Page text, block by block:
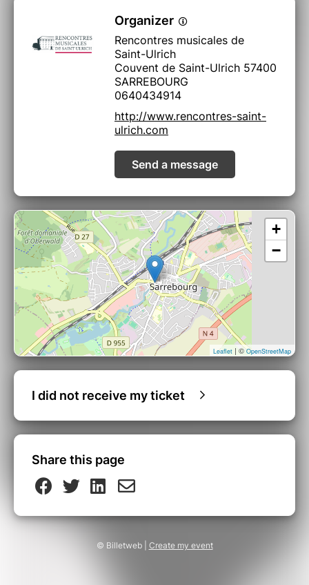
traditionnels sont toujours minces, et l’histoire
de la musique atteste de ces nombreux
croise- ments. En effet les Scottish songs ont
été réarrangées notamment par Beethoven,
Haydn, Respighi... Citons surtout celui qui sera
pour nous une personnalité em- blématique du
17ème siècle, le barde des bardes; Turlough O
Carolan. Poète, compositeur et harpiste
itinérant malgré sa cessité, il était lui même
violoniste Geminiani qu’il aura sans doute
rencon- tré. Grâce à propre son fils, les
et purent parvenir jusqu’à nous. Certains
membres du Kraken connaissent sa mu- sique
grâce à ces publications, et d’autres les ont
apprises par l’oralité des musi- ciens itinérants
d’aujourd’hui.
Tous les arrangements sont réalisés par les
membres du groupe, et le pro- gramme
s’articule autour de la musique à danser et des
chansons où « slow airs ».
The Kraken Consort
David Lombardi, violon
Sylvain Barou, flûtes, pipes Brewen
Favrau, small pipes, uilleann pipes,
whistles Ronan Pellen, cittern (cistre)
Helstroffer Durantel, contrebasse
Retrouvez toute la programmation du Festival de
Saint-Ulrich !
Organizer
Rencontres musicales de
Saint-Ulrich
Couvent de Saint-Ulrich 57400
SARREBOURG
0640434914
http://www.rencontres-saint-
ulrich.com
Send a message
+
−
Leaflet | ©OpenStreetMap
I did not receive my ticket
Share this page
© Billetweb | Create my event